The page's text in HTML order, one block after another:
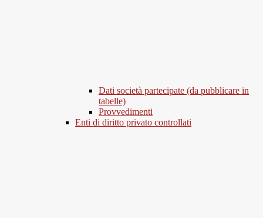
Dati società partecipate (da pubblicare in
tabelle)
Provvedimenti
Enti di diritto privato controllati